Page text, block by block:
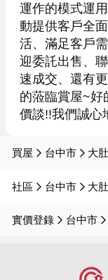
運作的模式運
動提供客戶全
活、滿足客戶
迎委託出售、
速成交、還有
的蒞臨賞屋~好
買屋 台中市 大
社區 台中市 大
實價登錄 台中市